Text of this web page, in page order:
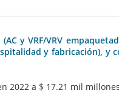
y VRF/VRV
y fabricación),
2022 a $ 17.21 mil